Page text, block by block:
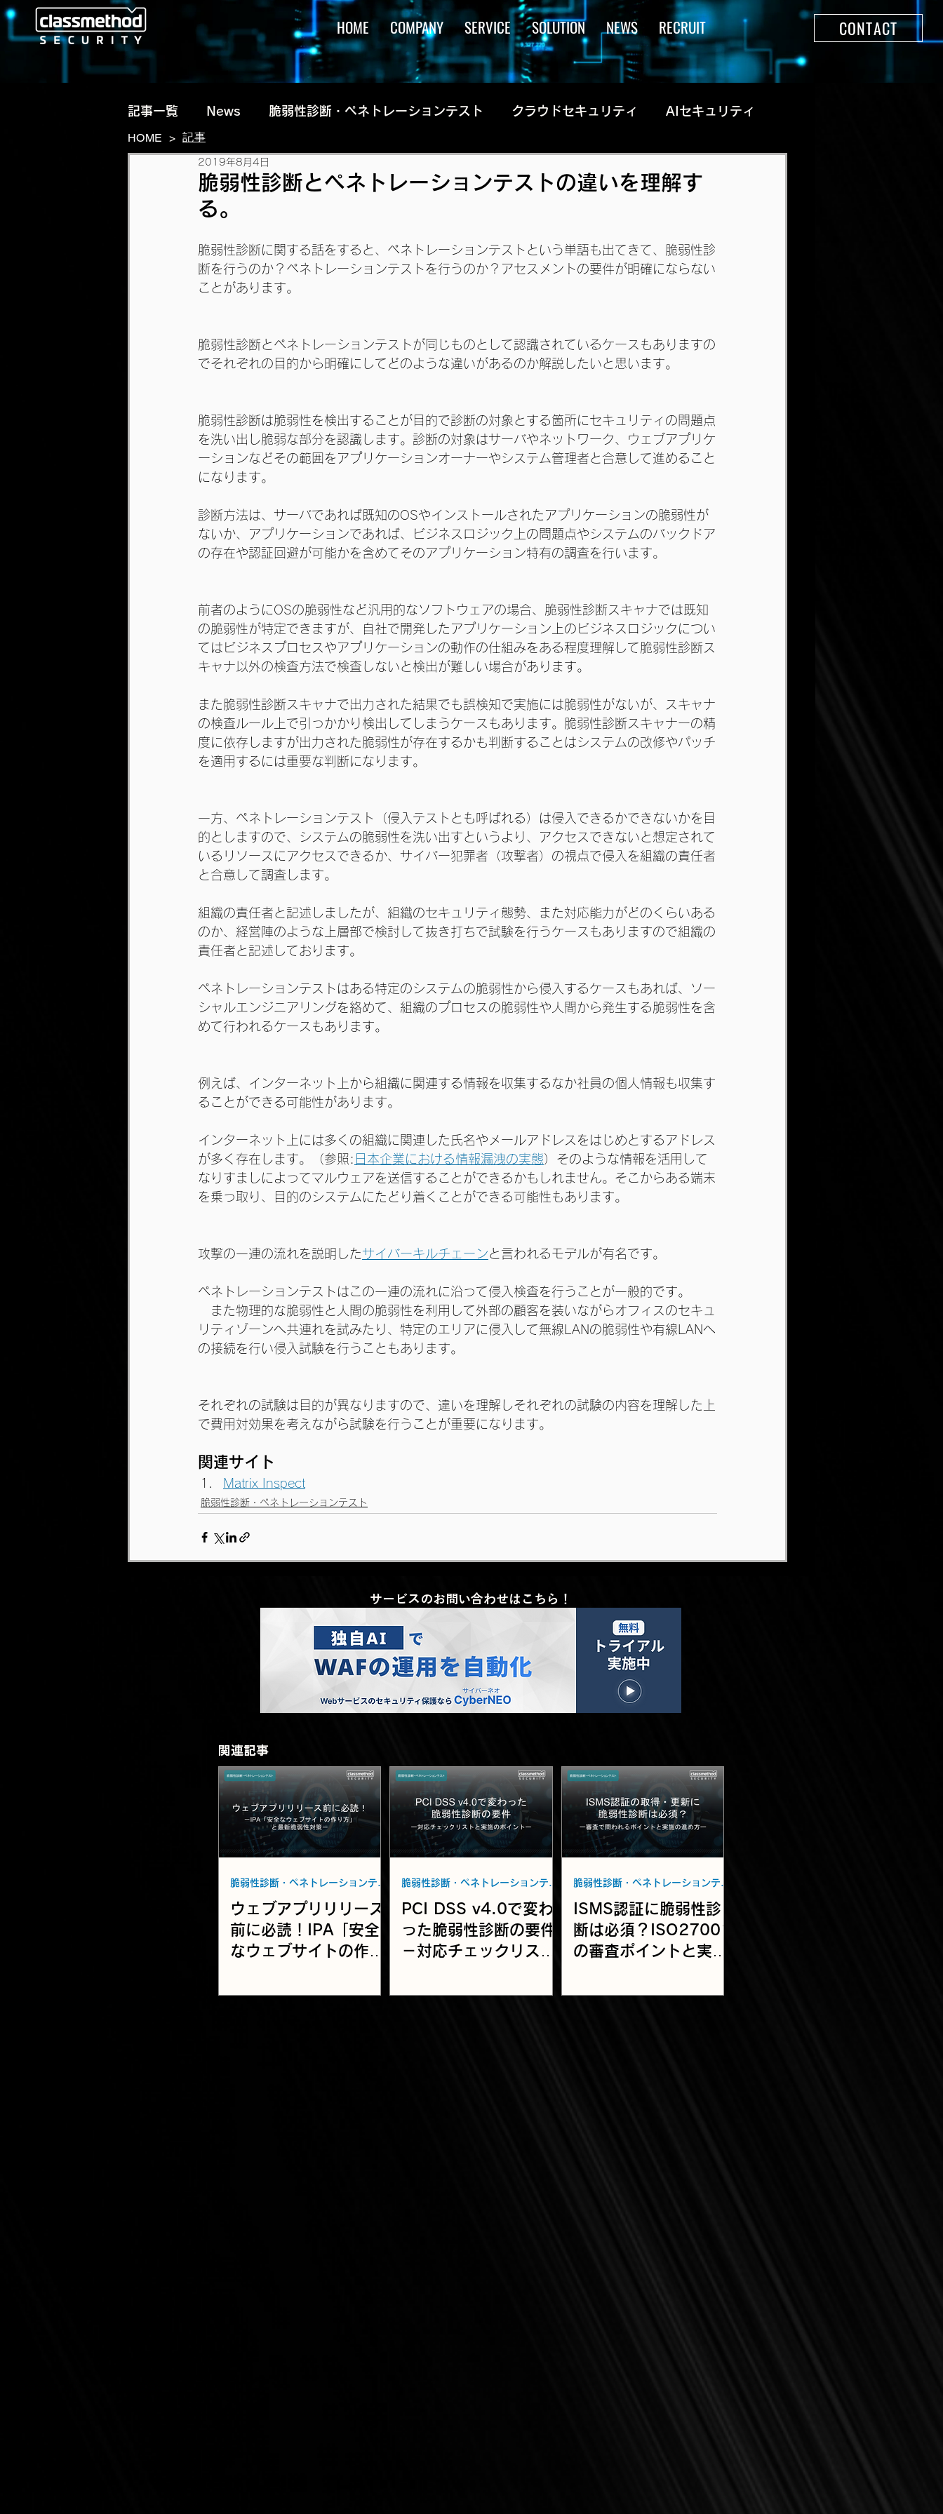
HOME COMPANY SERVICE SOLUTION NEWS RECRUIT CONTACT
記事一覧 News 脆弱性診断・ペネトレーションテスト クラウドセキュリティ AIセキュリティ
脅威動向・リサーチ
脆弱性診断とペネトレーションテストの違いを理解す
る。
2019年8月4日
脆弱性診断に関する話をすると、ペネトレーションテストという単語も出てきて、脆弱性診
断を行うのか？ペネトレーションテストを行うのか？アセスメントの要件が明確にならない
ことがあります。
脆弱性診断とペネトレーションテストが同じものとして認識されているケースもありますの
でそれぞれの目的から明確にしてどのような違いがあるのか解説したいと思います。
脆弱性診断は脆弱性を検出することが目的で診断の対象とする箇所にセキュリティの問題点
を洗い出し脆弱な部分を認識します。診断の対象はサーバやネットワーク、ウェブアプリケ
ーションなどその範囲をアプリケーションオーナーやシステム管理者と合意して進めること
になります。
診断方法は、サーバであれば既知のOSやインストールされたアプリケーションの脆弱性が
ないか、アプリケーションであれば、ビジネスロジック上の問題点やシステムのバックドア
の存在や認証回避が可能かを含めてそのアプリケーション特有の調査を行います。
前者のようにOSの脆弱性など汎用的なソフトウェアの場合、脆弱性診断スキャナでは既知
の脆弱性が特定できますが、自社で開発したアプリケーション上のビジネスロジックについ
てはビジネスプロセスやアプリケーションの動作の仕組みをある程度理解して脆弱性診断ス
キャナ以外の検査方法で検査しないと検出が難しい場合があります。
また脆弱性診断スキャナで出力された結果でも誤検知で実施には脆弱性がないが、スキャナ
の検査ルール上で引っかかり検出してしまうケースもあります。脆弱性診断スキャナーの精
度に依存しますが出力された脆弱性が存在するかも判断することはシステムの改修やパッチ
を適用するには重要な判断になります。
一方、ペネトレーションテスト（侵入テストとも呼ばれる）は侵入できるかできないかを目
的としますので、システムの脆弱性を洗い出すというより、アクセスできないと想定されて
いるリソースにアクセスできるか、サイバー犯罪者（攻撃者）の視点で侵入を組織の責任者
と合意して調査します。
組織の責任者と記述しましたが、組織のセキュリティ態勢、また対応能力がどのくらいある
のか、経営陣のような上層部で検討して抜き打ちで試験を行うケースもありますので組織の
責任者と記述しております。
ペネトレーションテストはある特定のシステムの脆弱性から侵入するケースもあれば、ソー
シャルエンジニアリングを絡めて、組織のプロセスの脆弱性や人間から発生する脆弱性を含
めて行われるケースもあります。
例えば、インターネット上から組織に関連する情報を収集するなか社員の個人情報も収集す
ることができる可能性があります。
インターネット上には多くの組織に関連した氏名やメールアドレスをはじめとするアドレス
が多く存在します。（参照: 日本企業における情報漏洩の実態）そのような情報を活用して
なりすましによってマルウェアを送信することができるかもしれません。そこからある端末
を乗っ取り、目的のシステムにたどり着くことができる可能性もあります。
攻撃の一連の流れを説明したサイバーキルチェーンと言われるモデルが有名です。
ペネトレーションテストはこの一連の流れに沿って侵入検査を行うことが一般的です。
また物理的な脆弱性と人間の脆弱性を利用して外部の顧客を装いながらオフィスのセキュ
リティゾーンへ共連れを試みたり、特定のエリアに侵入して無線LANの脆弱性や有線LANへ
の接続を行い侵入試験を行うこともあります。
それぞれの試験は目的が異なりますので、違いを理解しそれぞれの試験の内容を理解した上
で費用対効果を考えながら試験を行うことが重要になります。
関連サイト
Matrix Inspect
脆弱性診断・ペネトレーションテスト
HOME > 記事
サービスのお問い合わせはこちら！
​関連記事
​関連記事
ウェブアプリリリース
前に必読！IPA「安全
なウェブサイトの作り
脆弱性診断・ペネトレーションテスト
PCI DSS v4.0で変わ
った脆弱性診断の要件
－対応チェックリスト
脆弱性診断・ペネトレーションテスト
ISMS認証に脆弱性診
断は必須？ISO27001
の審査ポイントと実施
最新改訂対応】
脆弱性診断・ペネトレーションテスト